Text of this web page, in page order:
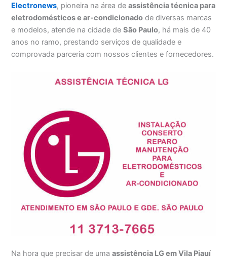
Electronews, pioneira na área deassistência técnica para
eletrodomésticos e ar-condicionado de diversas marcas
e modelos, atende na cidade deSão Paulo, há mais de 40
anos no ramo, prestando serviços de qualidade e
comprovada parceria com nossos clientes e fornecedores.
Na hora que precisar de umaassistência LG em Vila Piauí